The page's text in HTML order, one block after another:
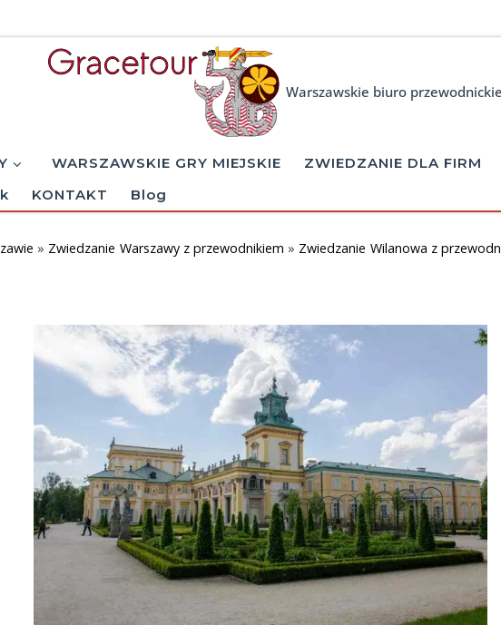
Warszawskie biuro przewodnickie
WARSZAWSKIE GRY MIEJSKIE ZWIEDZANIE DLA FIRM
KONTAKT Blog
» Zwiedzanie Warszawy z przewodnikiem » Zwiedzanie Wilanowa z